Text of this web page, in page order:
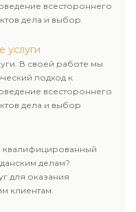
всестороннего
дела и выбор
услуги
В своей работе мы
подход к
всестороннего
дела и выбор
квалифицированный
делам?
для оказания
клиентам.
и юридических